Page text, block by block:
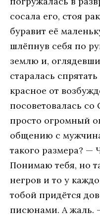
сосала его, стоя
буравит её
шлёпнув себя по
землю и,
старалась
красное от
посоветовалась
просто огромный
общению с
такого размера? —
Понимаю тебя, но
негров и то у
тобой придётся
писюнами. А жаль.